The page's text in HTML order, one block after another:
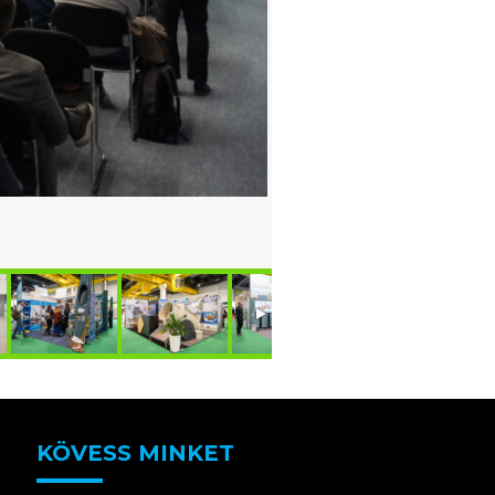
KÖVESS MINKET